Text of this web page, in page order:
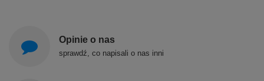
Opinie o nas
sprawdź, co napisali o nas inni